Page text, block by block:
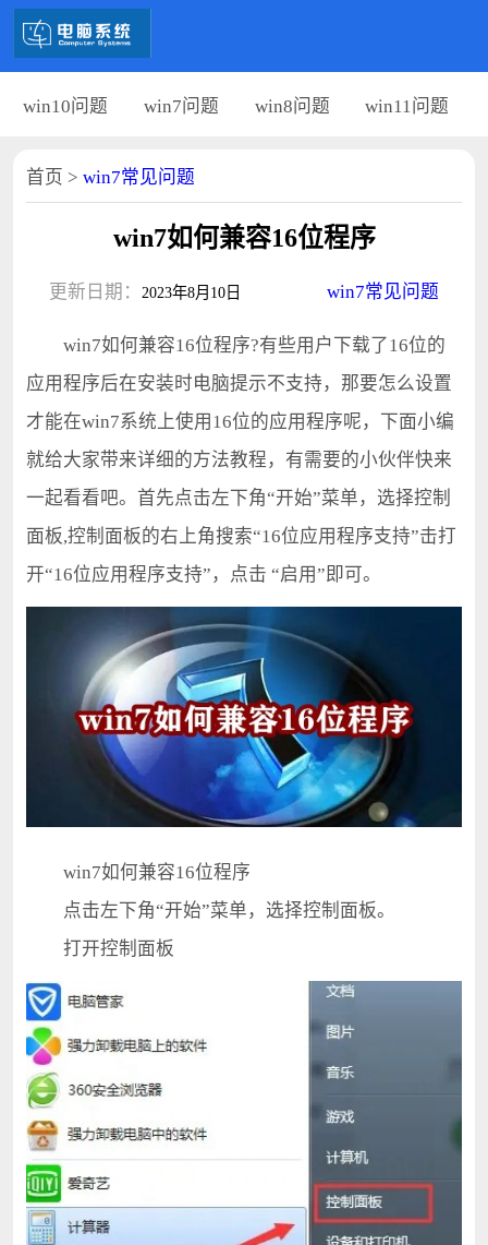
win10问题 win7问题 win8问题 win11问题
首页 > win7常见问题
win7如何兼容16位程序
更新日期： 2023年8月10日 win7常见问题
win7如何兼容16位程序?有些用户下载了16位的
应用程序后在安装时电脑提示不支持，那要怎么设置
才能在win7系统上使用16位的应用程序呢，下面小编
就给大家带来详细的方法教程，有需要的小伙伴快来
一起看看吧。首先点击左下角“开始”菜单，选择控制
面板,控制面板的右上角搜索“16位应用程序支持”击打
开“16位应用程序支持”，点击 “启用”即可。
win7如何兼容16位程序
点击左下角“开始”菜单，选择控制面板。
打开控制面板